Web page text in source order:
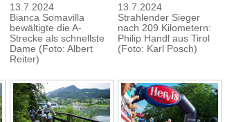
13.7.2024
Bianca Somavilla
bewältigte die A-
Strecke als schnellste
Dame (Foto: Albert
Reiter)
13.7.2024
Strahlender Sieger
nach 209 Kilometern:
Philip Handl aus Tirol
(Foto: Karl Posch)